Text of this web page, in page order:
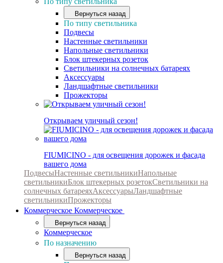
Вернуться назад
По типу светильника
Подвесы
Настенные светильники
Напольные светильники
Блок штекерных розеток
Светильники на солнечных батареях
Аксессуары
Ландшафтные светильники
Прожекторы
Открываем уличный сезон!
FIUMICINO - для освещения дорожек и фасада
вашего дома
ПодвесыНастенные светильникиНапольные
светильникиБлок штекерных розетокСветильники на
солнечных батареяхАксессуарыЛандшафтные
светильникиПрожекторы
Коммерческое Коммерческое
Вернуться назад
Коммерческое
По назначению
Вернуться назад